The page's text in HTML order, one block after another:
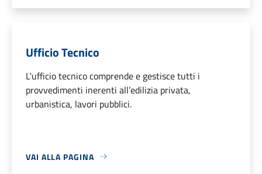
Ufficio Tecnico
L'ufficio tecnico comprende e gestisce tutti i
provvedimenti inerenti all’edilizia privata,
urbanistica, lavori pubblici.
VAI ALLA PAGINA